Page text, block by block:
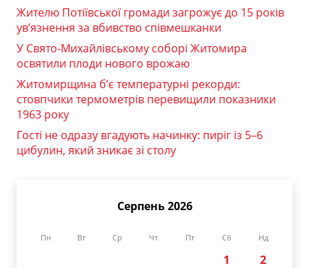
Жителю Потіївської громади загрожує до 15 років
ув’язнення за вбивство співмешканки
У Свято-Михайлівському соборі Житомира
освятили плоди нового врожаю
Житомирщина б’є температурні рекорди:
стовпчики термометрів перевищили показники
1963 року
Гості не одразу вгадують начинку: пиріг із 5–6
цибулин, який зникає зі столу
Серпень 2026
Пн Вт Ср Чт Пт Сб Нд
1
2